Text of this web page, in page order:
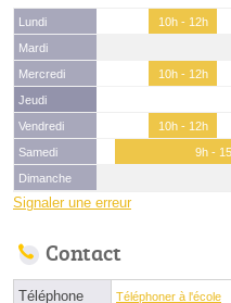
Lundi 10h - 12h
Mardi
Mercredi
10h - 12h
Jeudi
Vendredi
10h - 12h
Samedi
9h -
Dimanche
Signaler une erreur
Contact
Téléphone Téléphoner à l'école